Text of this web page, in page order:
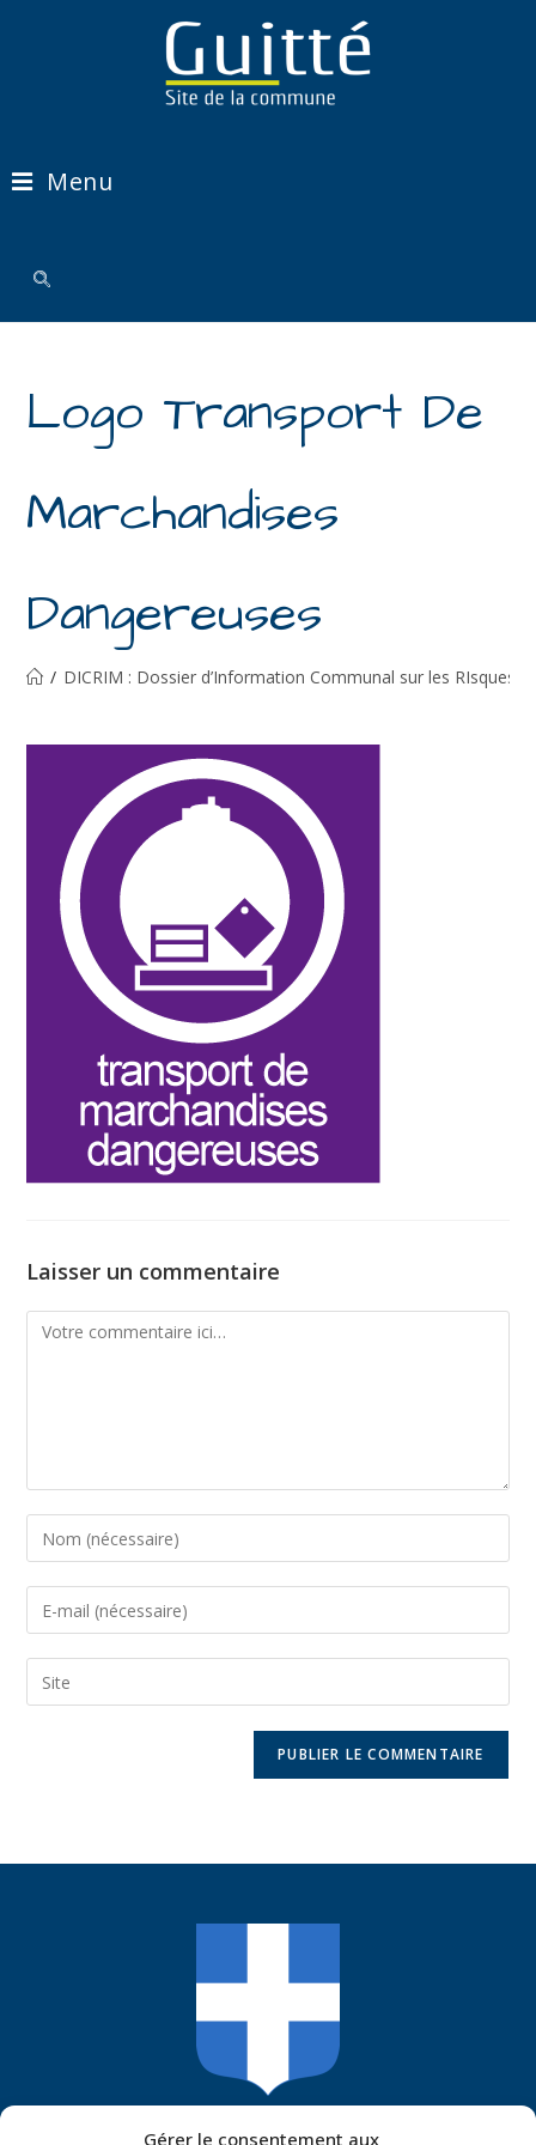
Gérer le consentement aux
Menu
Logo Transport De
Marchandises
Dangereuses
/ DICRIM : Dossier d’Information Communal sur les RIsques
Laisser un commentaire
Mairie De Guitté